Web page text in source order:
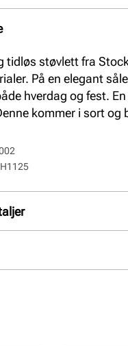
tidløs støvlett fra
På en elegant
hverdag og fest.
kommer i sort og